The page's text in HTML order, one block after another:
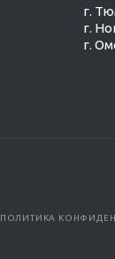
г.
г.
г.
ПОЛИТИКА